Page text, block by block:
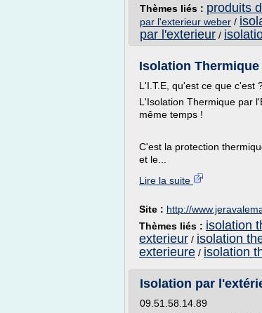
Thèmes liés : produits
par l'exterieur weber /
par l'exterieur /
Isolation Thermique
L'I.T.E, qu'est ce que c'est
L'Isolation Thermique par
même temps !
C'est la protection
et le...
Lire la suite
Site : http://
Thèmes liés : isolation
exterieur / isolation
exterieure / isolation
Isolation par
09.51.58.14.89